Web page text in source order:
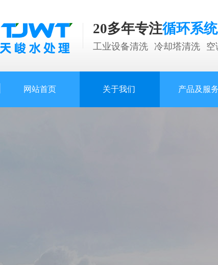
20多年专注循环系
工业设备清洗 冷却塔清洗 空
网站首页 关于我们 产品及服务